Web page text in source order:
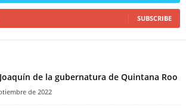
SUBSCRIBE
de la gubernatura de Quintana Roo
de 2022